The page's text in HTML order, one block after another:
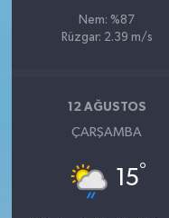
Nem: %87
Rüzgar: 2.39 m/s
12 AĞUSTOS
ÇARŞAMBA
15°